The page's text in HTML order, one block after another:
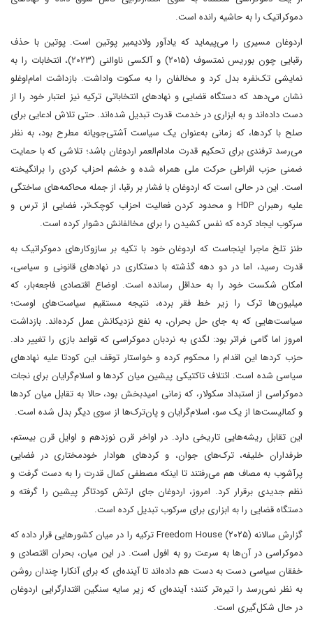
دموکراتیک را به حاشیه رانده است.
اردوغان مسیری را می‌پیماید که یادآور ولادیمیر پوتین است. پوتین با حذف
رقبایی چون بوریس نمتسوف (۲۰۱۵) و آلکسی ناوالنی (۲۰۲۳)، انتخابات را به
نمایشی تک‌نفره بدل کرد و مخالفان را به سکوت واداشت. بازداشت امام‌اوغلو
نشان می‌دهد که دستگاه قضایی و نهادهای انتخاباتی ترکیه نیز اعتبار خود را از
دست داده‌اند و به ابزاری در خدمت قدرت تبدیل شده‌اند. حتی تلاش ادعایی برای
صلح با کردها، که زمانی به‌عنوان یک سیاست آشتی‌جویانه مطرح بود، به نظر
می‌رسد ترفندی برای تحکیم قدرت مادام‌العمر اردوغان باشد؛ تلاشی که با حمایت
ضمنی حزب افراطی حرکت ملی همراه شده و خشم احزاب کردی را برانگیخته
است. این در حالی است که اردوغان با فشار بر رقبا، از جمله محاکمه‌های ساختگی
علیه رهبران HDP و محدود کردن فعالیت احزاب کوچک‌تر، فضایی از ترس و
سرکوب ایجاد کرده که نفس کشیدن را برای مخالفانش دشوار کرده است.
طنز تلخ ماجرا اینجاست که اردوغان خود با تکیه بر سازوکارهای دموکراتیک به
قدرت رسید، اما در دو دهه گذشته با دستکاری در نهادهای قانونی و سیاسی،
امکان شکست خود را به حداقل رسانده است. اوضاع اقتصادی فاجعه‌بار، که
میلیون‌ها ترک را زیر خط فقر برده، نتیجه مستقیم سیاست‌های اوست؛
سیاست‌هایی که به جای حل بحران، به نفع نزدیکانش عمل کرده‌اند. بازداشت
امروز اما گامی فراتر بود: لگدی به نردبان دموکراسی که قواعد بازی را تغییر داد.
حزب کردها این اقدام را محکوم کرده و خواستار توقف این کودتا علیه نهادهای
سیاسی شده است. ائتلاف تاکتیکی پیشین میان کردها و اسلام‌گرایان برای نجات
دموکراسی از استبداد سکولار، که زمانی امیدبخش بود، حالا به تقابل میان کردها
و کمالیست‌ها از یک سو، اسلام‌گرایان و پان‌ترک‌ها از سوی دیگر بدل شده است.
این تقابل ریشه‌هایی تاریخی دارد. در اواخر قرن نوزدهم و اوایل قرن بیستم،
طرفداران خلیفه، ترک‌های جوان، و کردهای هوادار خودمختاری در فضایی
پرآشوب به مصاف هم می‌رفتند تا اینکه مصطفی کمال قدرت را به دست گرفت و
نظم جدیدی برقرار کرد. امروز، اردوغان جای ارتش کودتاگر پیشین را گرفته و
دستگاه قضایی را به ابزاری برای سرکوب تبدیل کرده است.
گزارش سالانه Freedom House (۲۰۲۵) ترکیه را در میان کشورهایی قرار داده که
دموکراسی در آن‌ها به سرعت رو به افول است. در این میان، بحران اقتصادی و
خفقان سیاسی دست به دست هم داده‌اند تا آینده‌ای که برای آنکارا چندان روشن
به نظر نمی‌رسد را تیره‌تر کنند؛ آینده‌ای که زیر سایه سنگین اقتدارگرایی اردوغان
در حال شکل‌گیری است.